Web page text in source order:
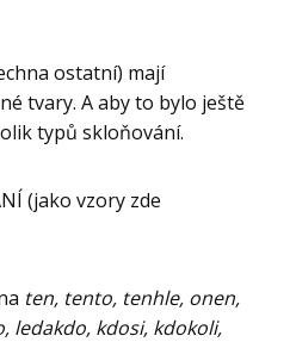
ostatní) mají
tvary. A aby to bylo ještě
typů skloňování.
(jako vzory zde
ten, tento, tenhle, onen,
ledakdo, kdosi, kdokoli,